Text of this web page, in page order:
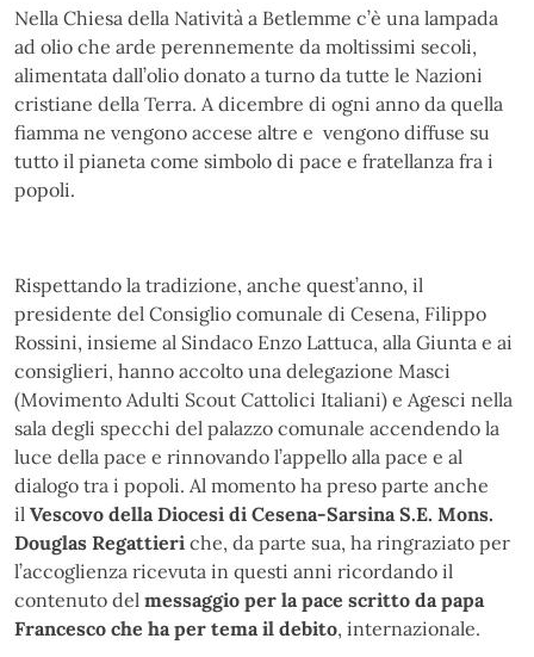
Nella Chiesa della Natività a Betlemme c’è una lampada
ad olio che arde perennemente da moltissimi secoli,
alimentata dall’olio donato a turno da tutte le Nazioni
cristiane della Terra. A dicembre di ogni anno da quella
fiamma ne vengono accese altre e vengono diffuse su
tutto il pianeta come simbolo di pace e fratellanza fra i
popoli.
Rispettando la tradizione, anche quest’anno, il
presidente del Consiglio comunale di Cesena, Filippo
Rossini, insieme al Sindaco Enzo Lattuca, alla Giunta e ai
consiglieri, hanno accolto una delegazione Masci
(Movimento Adulti Scout Cattolici Italiani) e Agesci nella
sala degli specchi del palazzo comunale accendendo la
luce della pace e rinnovando l’appello alla pace e al
dialogo tra i popoli. Al momento ha preso parte anche
il Vescovo della Diocesi di Cesena-Sarsina S.E. Mons.
Douglas Regattieri che, da parte sua, ha ringraziato per
l’accoglienza ricevuta in questi anni ricordando il
contenuto del messaggio per la pace scritto da papa
Francesco che ha per tema il debito, internazionale.